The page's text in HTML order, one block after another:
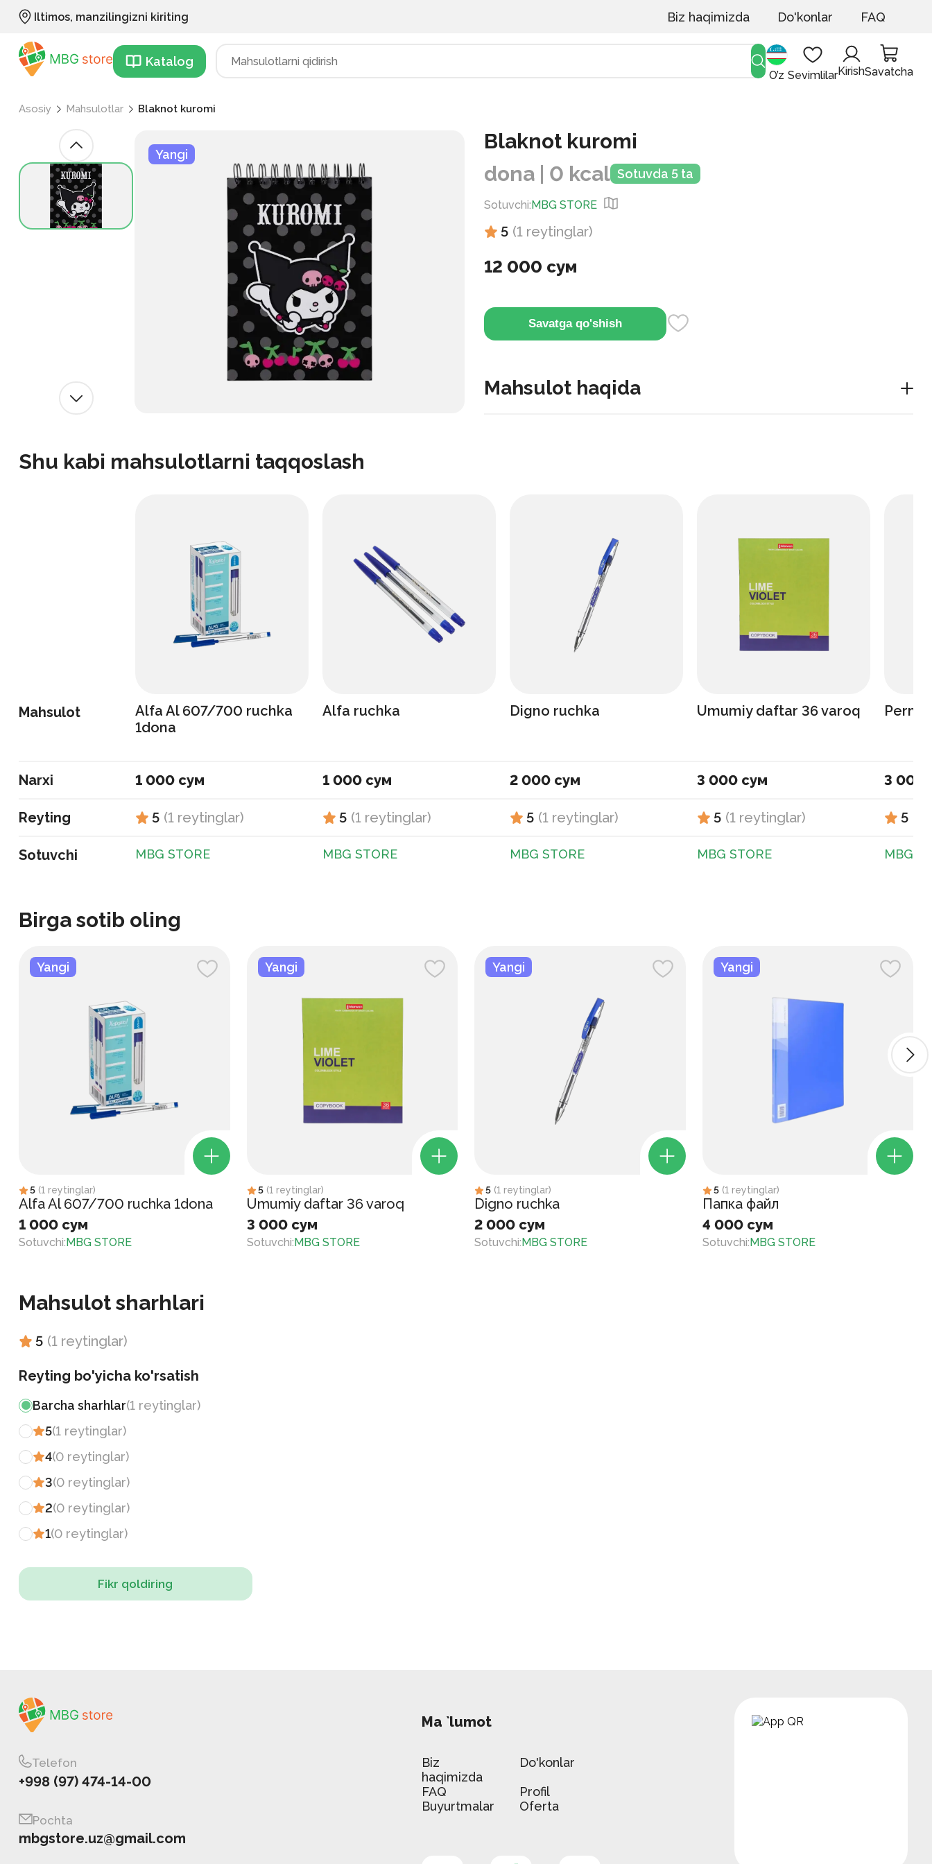
Iltimos, manzilingizni kiriting Biz haqimizda Do'konlar FAQ
Katalog
O’z SevimlilarKirishSavatcha
Asosiy Mahsulotlar Blaknot kuromi
Yangi
Blaknot kuromi
dona | 0 kcal Sotuvda 5 ta
Sotuvchi:MBG STORE
5 (1 reytinglar)
12 000 сум
Savatga qo'shish
Mahsulot haqida
Shu kabi mahsulotlarni taqqoslash
Mahsulot
Narxi
Reyting
Sotuvchi
Alfa Al 607/700 ruchka
1dona
1 000 сум
5 (1 reytinglar)
MBG STORE
Alfa ruchka
1 000 сум
5 (1 reytinglar)
MBG STORE
Digno ruchka
2 000 сум
5 (1 reytinglar)
MBG STORE
Umumiy daftar 36 varoq
3 000 сум
5 (1 reytinglar)
MBG STORE
3 000
5
MBG
Birga sotib oling
Yangi
5 (1 reytinglar)
Alfa Al 607/700 ruchka 1dona
1 000 сум
Sotuvchi:MBG STORE
Yangi
5 (1 reytinglar)
Umumiy daftar 36 varoq
3 000 сум
Sotuvchi:MBG STORE
Yangi
5 (1 reytinglar)
Digno ruchka
2 000 сум
Sotuvchi:MBG STORE
Yangi
5 (1 reytinglar)
Папка файл
4 000 сум
Sotuvchi:MBG STORE
Mahsulot sharhlari
5 (1 reytinglar)
Reyting bo'yicha ko'rsatish
Barcha sharhlar(1 reytinglar)
5(1 reytinglar)
4(0 reytinglar)
3(0 reytinglar)
2(0 reytinglar)
1(0 reytinglar)
Fikr qoldiring
Telefon
+998 (97) 474-14-00
Pochta
mbgstore.uz@gmail.com
Ma `lumot
Biz
haqimizda
Do'konlar
FAQ
Profil
Buyurtmalar
Oferta